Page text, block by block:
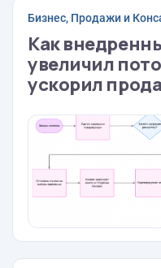
Бизнес, Продажи и
Как
увеличил
ускорил